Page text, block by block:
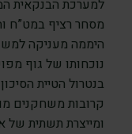
למערכת הבנקאית
מסחר רציף במט”ח
היממה מעניקה
נוכחותו של גוף
קרובות משחקנים
ומייצרת תשתית של